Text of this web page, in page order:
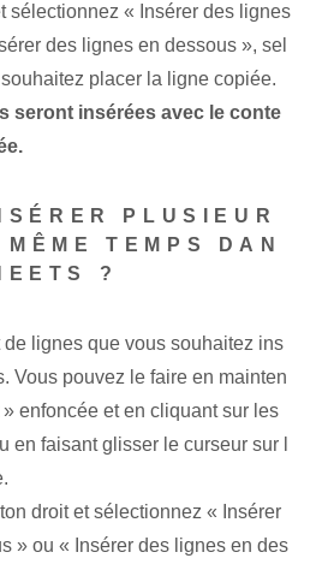
sélectionnez « Insérer des lignes
des lignes en dessous », ‌sel
placer la ligne copiée.
seront insérées avec le conte
PLUSIEUR
TEMPS DAN
?
lignes que vous souhaitez ins
Vous pouvez le faire en mainten
enfoncée et en cliquant sur les
en faisant glisser le curseur sur l
droit et sélectionnez « Insérer
» ou « Insérer des lignes en des